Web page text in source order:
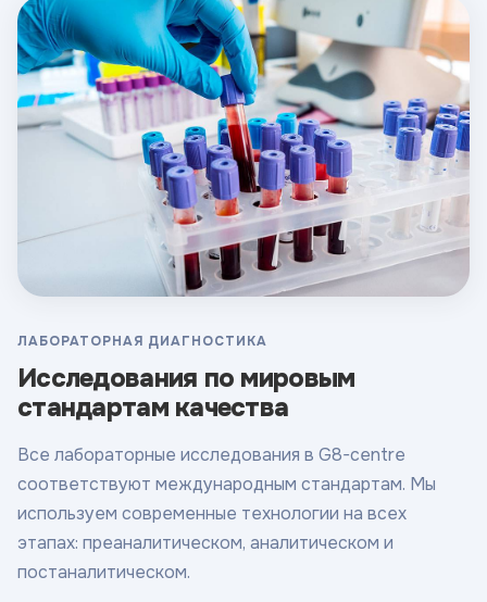
ЛАБОРАТОРНАЯ ДИАГНОСТИКА
Исследования по мировым
стандартам качества
Все лабораторные исследования в G8-centre
соответствуют международным стандартам. Мы
используем современные технологии на всех
этапах: преаналитическом, аналитическом и
постаналитическом.